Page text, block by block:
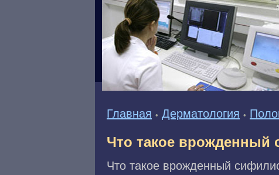
Главная • Дерматология •
Что такое врожденный
Что такое врожденный